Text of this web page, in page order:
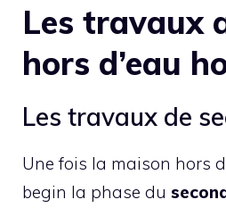
Les travaux
hors d’eau
Les travaux de
Une fois la maison hors
begin la phase du